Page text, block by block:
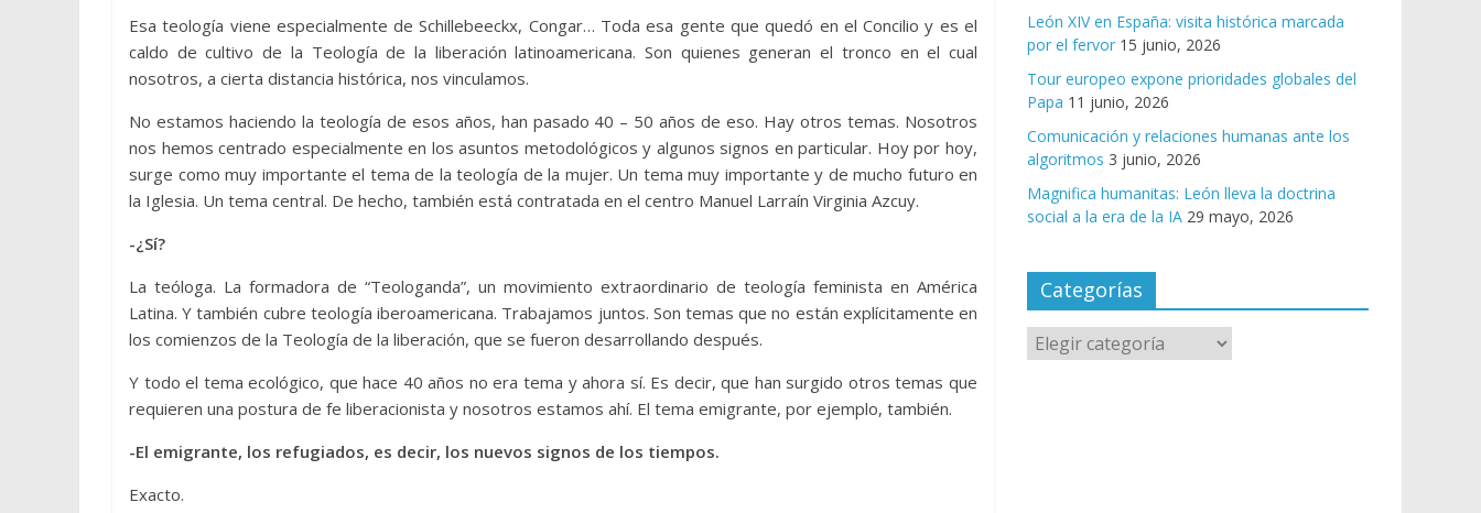
Esa teología viene especialmente de Schillebeeckx, Congar… Toda esa gente que quedó en el Concilio y es el
caldo de cultivo de la Teología de la liberación latinoamericana. Son quienes generan el tronco en el cual
nosotros, a cierta distancia histórica, nos vinculamos.
No estamos haciendo la teología de esos años, han pasado 40 – 50 años de eso. Hay otros temas. Nosotros
nos hemos centrado especialmente en los asuntos metodológicos y algunos signos en particular. Hoy por hoy,
surge como muy importante el tema de la teología de la mujer. Un tema muy importante y de mucho futuro en
la Iglesia. Un tema central. De hecho, también está contratada en el centro Manuel Larraín Virginia Azcuy.
-¿Sí?
La teóloga. La formadora de “Teologanda”, un movimiento extraordinario de teología feminista en América
Latina. Y también cubre teología iberoamericana. Trabajamos juntos. Son temas que no están explícitamente en
los comienzos de la Teología de la liberación, que se fueron desarrollando después.
Y todo el tema ecológico, que hace 40 años no era tema y ahora sí. Es decir, que han surgido otros temas que
requieren una postura de fe liberacionista y nosotros estamos ahí. El tema emigrante, por ejemplo, también.
-El emigrante, los refugiados, es decir, los nuevos signos de los tiempos.
Exacto.
León XIV en España: visita histórica marcada
por el fervor 15 junio, 2026
Tour europeo expone prioridades globales del
Papa 11 junio, 2026
Comunicación y relaciones humanas ante los
algoritmos 3 junio, 2026
Magnifica humanitas: León lleva la doctrina
social a la era de la IA 29 mayo, 2026
Categorías